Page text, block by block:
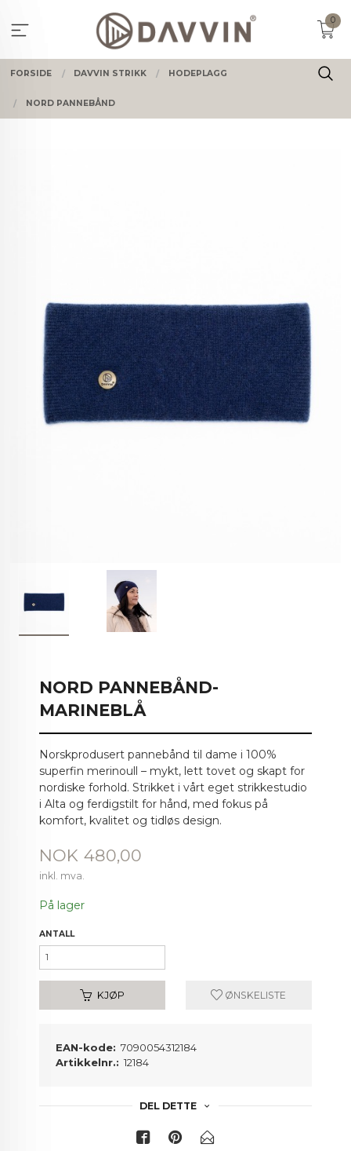
innholdet
0
FORSIDE DAVVIN STRIKK HODEPLAGG
NORD PANNEBÅND
NORD PANNEBÅND-
MARINEBLÅ
Norskprodusert pannebånd til dame i 100%
superfin merinoull – mykt, lett tovet og skapt for
nordiske forhold. Strikket i vårt eget strikkestudio
i Alta og ferdigstilt for hånd, med fokus på
komfort, kvalitet og tidløs design.
Pris
NOK 480,00
inkl. mva.
På lager
ANTALL
KJØP ØNSKELISTE
EAN-kode: 7090054312184
Artikkelnr.: 12184
DEL DETTE